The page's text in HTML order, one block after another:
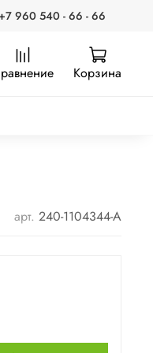
+7 960 540 - 66 - 66
Корзина
арт. 240-1104344-А